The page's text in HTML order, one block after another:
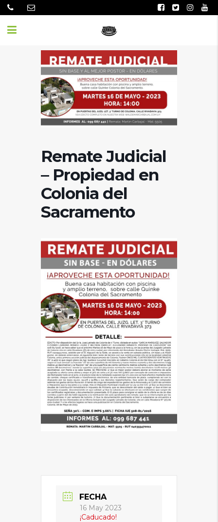
Remate Judicial
– Propiedad en
Colonia del
Sacramento
FECHA
16 May 2023
¡Caducado!